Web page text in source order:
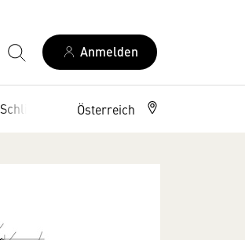
Anmelden
Schlichtungsstellen
Österreich